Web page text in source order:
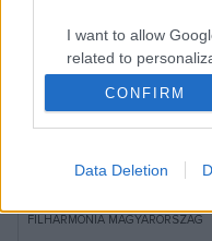
I want to allow
related to
I want to allow
related to security,
user protection.
CONFIRM
Data Deletion
Nyitókép: Filharmónia
x támogatott tartalom
FILHARMÓNIA MAGYARORSZÁG